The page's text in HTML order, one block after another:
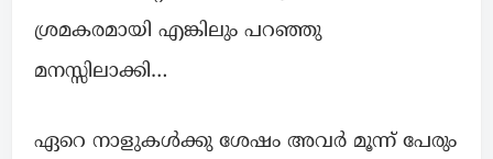
ശ്രമകരമായി എങ്കിലും പറഞ്ഞു
മനസ്സിലാക്കി…
ഏറെ നാളുകൾക്കു ശേഷം അവർ മൂന്ന് പേരും